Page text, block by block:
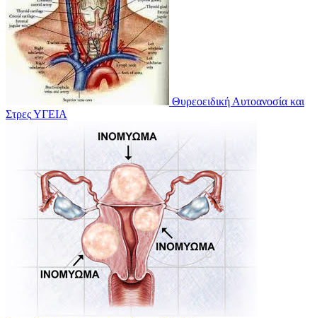
Θυρεοειδική Αυτοανοσία και
ΣτρεςΥΓΕΙΑ